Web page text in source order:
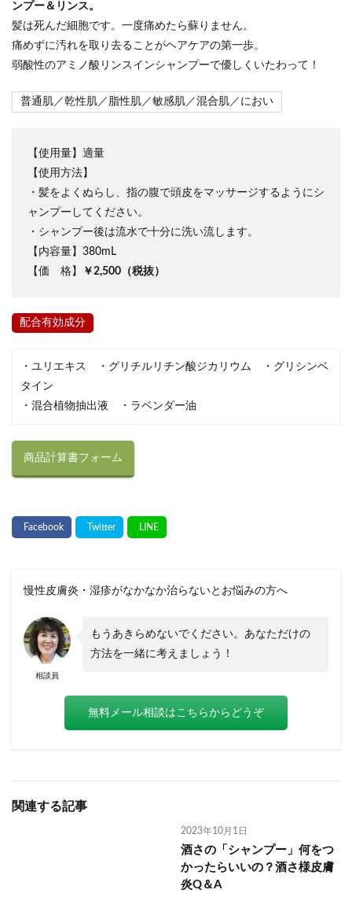
ンプー＆リンス。
髪は死んだ細胞です。一度痛めたら蘇りません。
痛めずに汚れを取り去ることがヘアケアの第一歩。
弱酸性のアミノ酸リンスインシャンプーで優しくいたわって！
普通肌／乾性肌／脂性肌／敏感肌／混合肌／におい
【使用量】適量
【使用方法】
・髪をよくぬらし、指の腹で頭皮をマッサージするようにシ
ャンプーしてください。
・シャンプー後は流水で十分に洗い流します。
【内容量】380mL
【価 格】
￥2,500（税抜）
配合有効成分
・ユリエキス ・グリチルリチン酸ジカリウム ・グリシンベ
タイン
・混合植物抽出液 ・ラベンダー油
商品計算書フォーム
慢性皮膚炎・湿疹がなかなか治らないとお悩みの方へ
相談員
もうあきらめないでください。あなただけの
方法を一緒に考えましょう！
無料メール相談はこちらからどうぞ
関連する記事
2023年10月1日
酒さの「シャンプー」何をつ
かったらいいの？酒さ様皮膚
炎Q＆A